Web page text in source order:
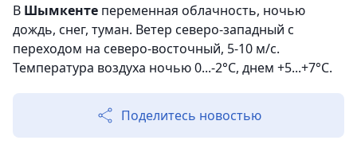
В Шымкенте переменная облачность, ночью
дождь, снег, туман. Ветер северо-западный с
переходом на северо-восточный, 5-10 м/с.
Температура воздуха ночью 0...-2°C, днем +5...+7°C.
Поделитесь новостью